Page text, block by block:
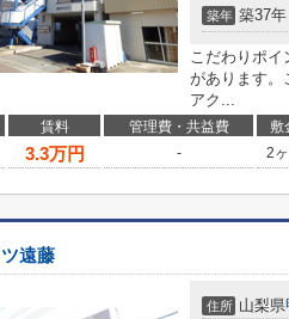
築年 築37年
こだわりポイ
があります。
アク...
賃料 管理費・共益費 敷
3.3万円 - 2
遠藤
住所 山梨県